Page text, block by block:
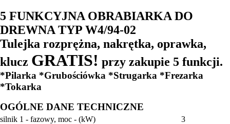
5 FUNKCYJNA OBRABIARKA DO
DREWNA TYP W4/94-02
Tulejka rozprężna, nakrętka, oprawka,
klucz GRATIS! przy zakupie 5 funkcji.
*Pilarka *Grubościówka *Strugarka *Frezarka
*Tokarka
OGÓLNE DANE TECHNICZNE
silnik 1 - fazowy, moc - (kW)
3